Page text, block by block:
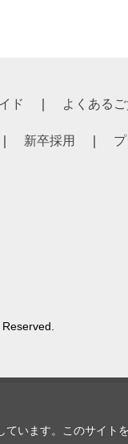
ド よくある
新卒採用
います。このサイト